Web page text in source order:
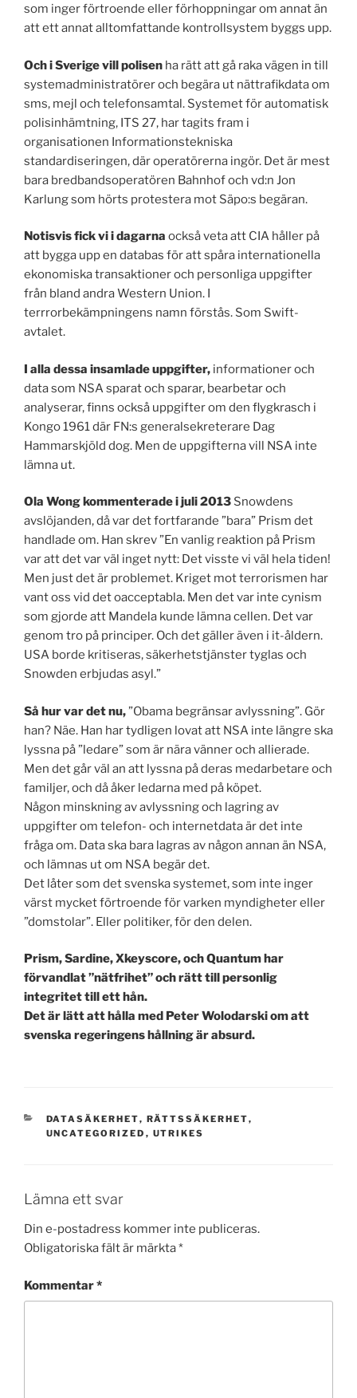
som inger förtroende eller förhoppningar om annat än
att ett annat alltomfattande kontrollsystem byggs upp.
Och i Sverige vill polisen ha rätt att gå raka vägen in till
systemadministratörer och begära ut nättrafikdata om
sms, mejl och telefonsamtal. Systemet för automatisk
polisinhämtning, ITS 27, har tagits fram i
organisationen Informationstekniska
standardiseringen, där operatörerna ingör. Det är mest
bara bredbandsoperatören Bahnhof och vd:n Jon
Karlung som hörts protestera mot Säpo:s begäran.
Notisvis fick vi i dagarna också veta att CIA håller på
att bygga upp en databas för att spåra internationella
ekonomiska transaktioner och personliga uppgifter
från bland andra Western Union. I
terrrorbekämpningens namn förstås. Som Swift-
avtalet.
I alla dessa insamlade uppgifter, informationer och
data som NSA sparat och sparar, bearbetar och
analyserar, finns också uppgifter om den flygkrasch i
Kongo 1961 där FN:s generalsekreterare Dag
Hammarskjöld dog. Men de uppgifterna vill NSA inte
lämna ut.
Ola Wong kommenterade i juli 2013 Snowdens
avslöjanden, då var det fortfarande ”bara” Prism det
handlade om. Han skrev ”En vanlig reaktion på Prism
var att det var väl inget nytt: Det visste vi väl hela tiden!
Men just det är problemet. Kriget mot terrorismen har
vant oss vid det oacceptabla. Men det var inte cynism
som gjorde att Mandela kunde lämna cellen. Det var
genom tro på principer. Och det gäller även i it-åldern.
USA borde kritiseras, säkerhetstjänster tyglas och
Snowden erbjudas asyl.”
Så hur var det nu,”Obama begränsar avlyssning”. Gör
han? Näe. Han har tydligen lovat att NSA inte längre ska
lyssna på ”ledare” som är nära vänner och allierade.
Men det går väl an att lyssna på deras medarbetare och
familjer, och då åker ledarna med på köpet.
Någon minskning av avlyssning och lagring av
uppgifter om telefon- och internetdata är det inte
fråga om. Data ska bara lagras av någon annan än NSA,
och lämnas ut om NSA begär det.
Det låter som det svenska systemet, som inte inger
värst mycket förtroende för varken myndigheter eller
”domstolar”. Eller politiker, för den delen.
Prism, Sardine, Xkeyscore, och Quantumhar
förvandlat ”nätfrihet” och rätt till personlig
integritet till ett hån.
Det är lätt att hålla med Peter Wolodarski om att
svenska regeringens hållning är absurd.
KATEGORIER
DATASÄKERHET, RÄTTSSÄKERHET,
UNCATEGORIZED , UTRIKES
Lämna ett svar
Din e-postadress kommer inte publiceras.
Obligatoriska fält är märkta*
Kommentar*